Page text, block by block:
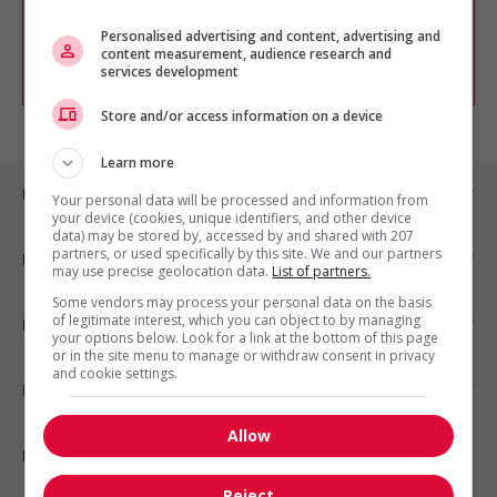
d'intérêt en emploi en vousinscrivant
comme membre Jobboom.
Emplois par ville
Emplois par secteur
Emplois par statut
Emplois par type
Nos suggestions
Personalised advertising and content, advertising and
content measurement, audience research and
services development
Store and/or access information on a device
Learn more
Your personal data will be processed and information from
your device (cookies, unique identifiers, and other device
data) may be stored by, accessed by and shared with 207
partners, or used specifically by this site. We and our partners
may use precise geolocation data. List of partners.
Some vendors may process your personal data on the basis
of legitimate interest, which you can object to by managing
your options below. Look for a link at the bottom of this page
or in the site menu to manage or withdraw consent in privacy
and cookie settings.
Allow